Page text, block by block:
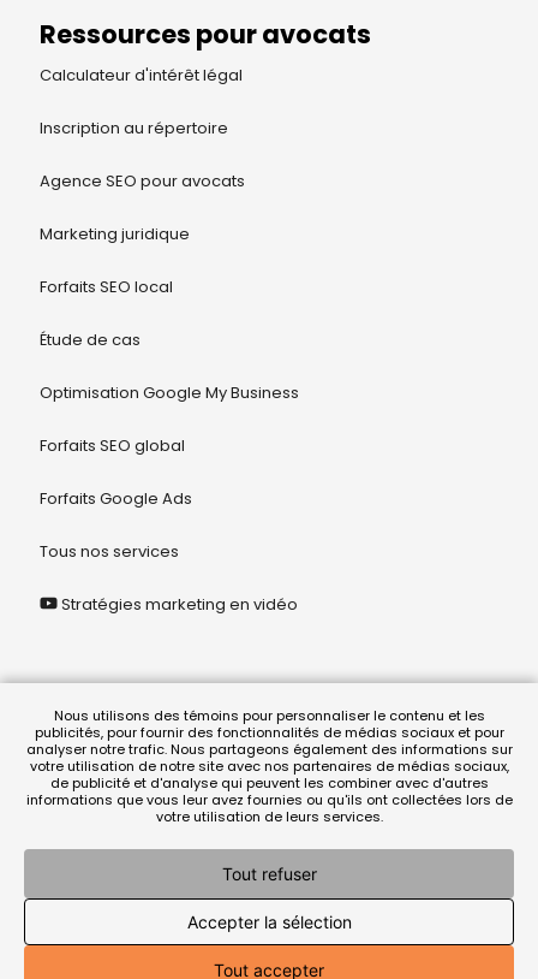
Ressources pour avocats
Calculateur d'intérêt légal
Inscription au répertoire
Agence SEO pour avocats
Marketing juridique
Forfaits SEO local
Étude de cas
Optimisation Google My Business
Forfaits SEO global
Forfaits Google Ads
Tous nos services
Stratégies marketing en vidéo
© 2026 Juriclik Solution Légale
termes et conditions | politique de confidentialité
, Lionel Racicot, recherchiste juridique, a été
désigné responsable de la protection des renseignements
Nous utilisons des témoins pour personnaliser le contenu et les
publicités, pour fournir des fonctionnalités de médias sociaux et pour
analyser notre trafic. Nous partageons également des informations sur
votre utilisation de notre site avec nos partenaires de médias sociaux,
de publicité et d'analyse qui peuvent les combiner avec d'autres
informations que vous leur avez fournies ou qu'ils ont collectées lors de
votre utilisation de leurs services.
Tout refuser
Accepter la sélection
Tout accepter